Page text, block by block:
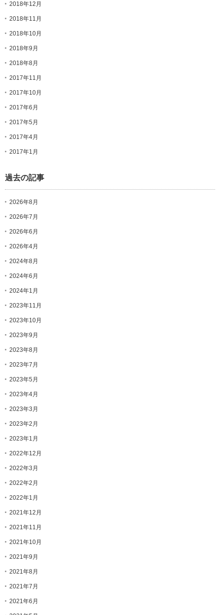
2018年12月
2018年11月
2018年10月
2018年9月
2018年8月
2017年11月
2017年10月
2017年6月
2017年5月
2017年4月
2017年1月
過去の記事
2026年8月
2026年7月
2026年6月
2026年4月
2024年8月
2024年6月
2024年1月
2023年11月
2023年10月
2023年9月
2023年8月
2023年7月
2023年5月
2023年4月
2023年3月
2023年2月
2023年1月
2022年12月
2022年3月
2022年2月
2022年1月
2021年12月
2021年11月
2021年10月
2021年9月
2021年8月
2021年7月
2021年6月